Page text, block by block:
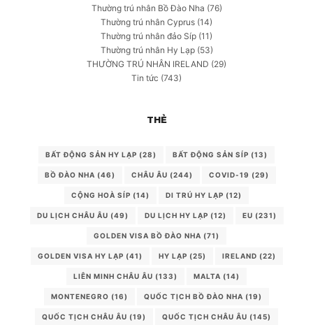
Thường trú nhân Bồ Đào Nha (76)
Thường trú nhân Cyprus (14)
Thường trú nhân đảo Síp (11)
Thường trú nhân Hy Lạp(53)
THƯỜNG TRÚ NHÂN IRELAND (29)
Tin tức (743)
THẺ
BẤT ĐỘNG SẢN HY LẠP (28) BẤT ĐỘNG SẢN SÍP (13)
BỒ ĐÀO NHA (46) CHÂU ÂU (244) COVID-19 (29)
CỘNG HOÀ SÍP (14) DI TRÚ HY LẠP (12)
DU LỊCH CHÂU ÂU (49) DU LỊCH HY LẠP (12) EU (231)
GOLDEN VISA BỒ ĐÀO NHA (71)
GOLDEN VISA HY LẠP (41) HY LẠP (25) IRELAND (22)
LIÊN MINH CHÂU ÂU (133) MALTA (14)
MONTENEGRO (16) QUỐC TỊCH BỒ ĐÀO NHA (19)
QUỐC TỊCH CHÂU ÂU (19) QUỐC TỊCH CHÂU ÂU (145)